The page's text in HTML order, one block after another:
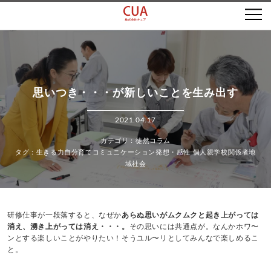
思いつき・・・が新しいことを生み出す
2021.04.17
徒然コラム
生きる力自分育て コミュニケーション発想・感性 個人 親学校関係者地
域社会
研修仕事が一段落すると、なぜかあらぬ思いがムクムクと起き上がっては
消え、湧き上がっては消え・・・。
その思いには共通点が。なんかホワ〜
ンとする楽しいことがやりたい！そうユル〜リとしてみんなで楽しめるこ
と。